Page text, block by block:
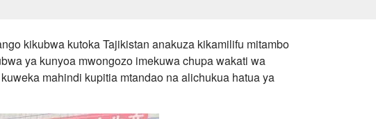
kikubwa kutoka Tajikistan anakuza kikamilifu mitambo
ya kunyoa mwongozo imekuwa chupa wakati wa
mahindi kupitia mtandao na alichukua hatua ya